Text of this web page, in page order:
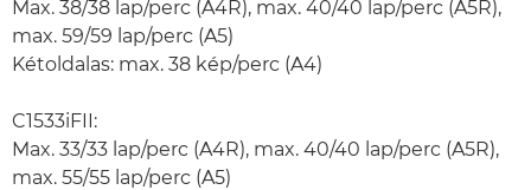
Max. 38/38 lap/perc (A4R), max. 40/40 lap/perc (A5R),
max. 59/59 lap/perc (A5)
Kétoldalas: max. 38 kép/perc (A4)
C1533iFII:
Max. 33/33 lap/perc (A4R), max. 40/40 lap/perc (A5R),
max. 55/55 lap/perc (A5)